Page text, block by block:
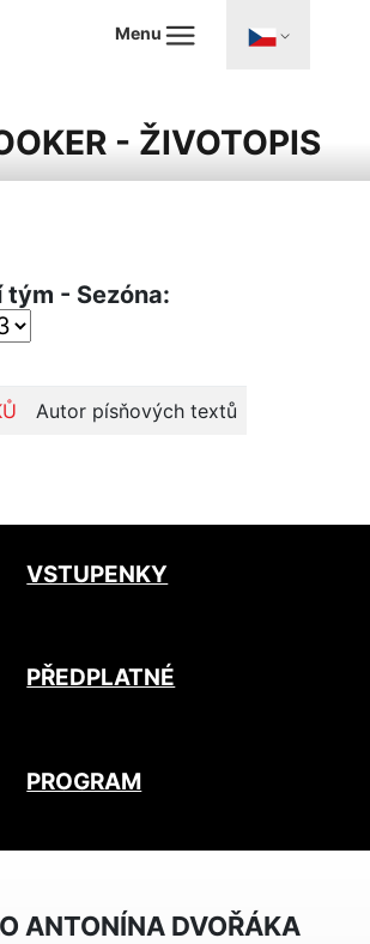
Menu
- ŽIVOTOPIS
tým - Sezóna:
Autor písňových textů
VSTUPENKY
PŘEDPLATNÉ
PROGRAM
ANTONÍNA DVOŘÁKA